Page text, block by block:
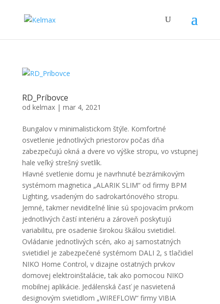
RD_Príbovce
od kelmax| mar 4, 2021
Bungalov v minimalistickom štýle. Komfortné
osvetlenie jednotlivých priestorov počas dňa
zabezpečujú okná a dvere vo výške stropu, vo vstupnej
hale veľký strešný svetlík.
Hlavné svetlenie domu je navrhnuté bezrámikovým
systémom magnetica „ALARIK SLIM“ od firmy BPM
Lighting, vsadeným do sadrokartónového stropu.
Jemné, takmer neviditeľné línie sú spojovacím prvkom
jednotlivých častí interiéru a zároveň poskytujú
variabilitu, pre osadenie širokou škálou svietidiel.
Ovládanie jednotlivých scén, ako aj samostatných
svietidiel je zabezpečené systémom DALI 2, s tlačidiel
NIKO Home Control, v dizajne ostatných prvkov
domovej elektroinštalácie, tak ako pomocou NIKO
mobilnej aplikácie. Jedálenská časť je nasvietená
designovým svietidlom „WIREFLOW“ firmy VIBIA